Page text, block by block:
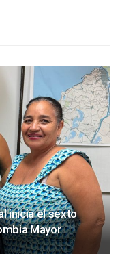
inicia el sexto
Mayor